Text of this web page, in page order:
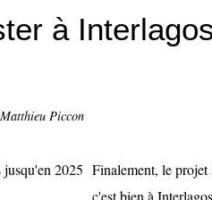
à
Piccon
Finalement, le projet
c'est bien à